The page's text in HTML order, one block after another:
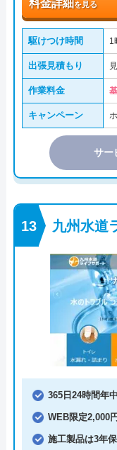
料金詳細を見る
駆けつけ時間 1
出張見積もり
作業料金
キャンペーン
サー
九州水道
365日24時間年
WEB限定2,000
施工製品は3年